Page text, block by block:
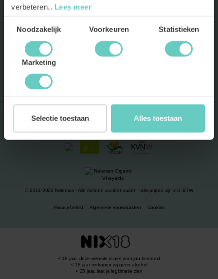
verbeteren.. Lees meer
Toestemmingsselectie
Noodzakelijk Voorkeuren Statistieken
Marketing
Alles toestaan
Selectie toestaan
HULP EN ONDERSTEUNING
Als eerste toegang tot kortingen en nieuwe wijnen? Meld je nu
aan!
INSCHRIJVEN
© 2014-2026 Neleman - Alle rechten voorbehouden - alle prijzen zijn incl. BTW
Privacy beleid Algemene voorwaarden Cookies
< 18 jaar, deze website is niet voor jou bestemd
< 18 jaar verkopen wij geen alcohol
< 25 jaar, laat je legitimatie zien